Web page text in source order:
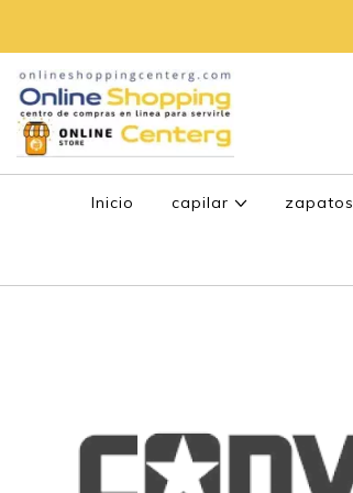
Inicio capilar zapatos